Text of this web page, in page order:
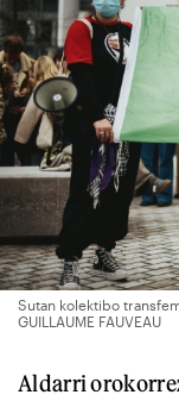
Sutan kolektibo
GUILLAUME FAUVEAU
Aldarri